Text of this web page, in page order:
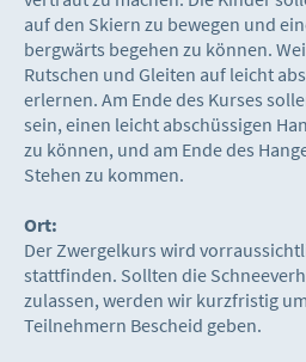
auf den Skiern zu bewegen und
bergwärts begehen zu können.
Rutschen und Gleiten auf leicht
erlernen. Am Ende des Kurses
sein, einen leicht abschüssigen
zu können, und am Ende des
Stehen zu kommen.
Ort:
Der Zwergelkurs wird
stattfinden. Sollten die
zulassen, werden wir kurzfristig
Teilnehmern Bescheid geben.